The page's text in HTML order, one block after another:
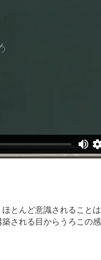
とんど意識されること
される目からうろこの